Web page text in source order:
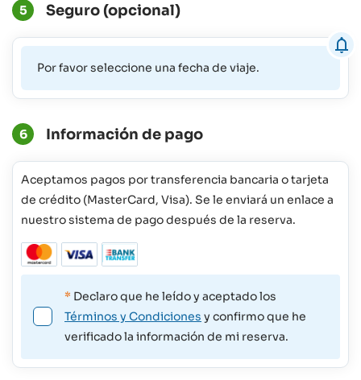
5 Seguro (opcional)
Por favor seleccione una fecha de viaje.
6 Información de pago
Aceptamos pagos por transferencia bancaria o tarjeta
de crédito (MasterCard, Visa). Se le enviará un enlace a
nuestro sistema de pago después de la reserva.
* Declaro que he leído y aceptado los
Términos y Condiciones y confirmo que he
verificado la información de mi reserva.